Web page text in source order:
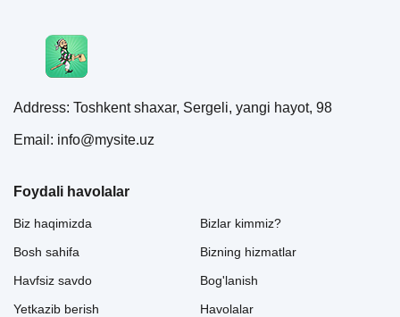
Address: Toshkent shaxar, Sergeli, yangi hayot, 98
Email: info@mysite.uz
Foydali havolalar
Biz haqimizda
Bosh sahifa
Havfsiz savdo
Yetkazib berish
Bizlar kimmiz?
Bizning hizmatlar
Bog'lanish
Havolalar